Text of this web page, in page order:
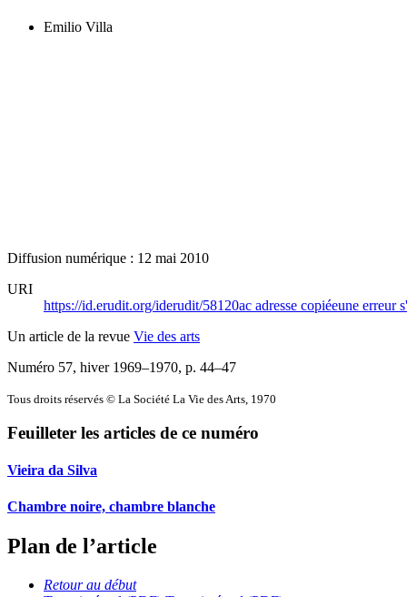
Emilio Villa
Diffusion numérique : 12 mai 2010
URI
https://id.erudit.org/iderudit/58120ac adresse copiéeune erreur
Un article de la revue Vie des arts
Numéro 57, hiver 1969–1970, p. 44–47
Tous droits réservés © La Société La Vie des Arts, 1970
Feuilleter les articles de ce numéro
Vieira da Silva
Chambre noire, chambre blanche
Plan de l’article
Retour au début